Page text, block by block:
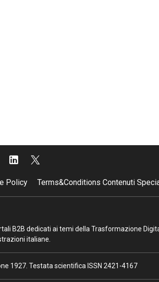
Policy Terms&Conditions Contenuti
B2B dedicati ai temi della Trasformazione
italiane.
1927. Testata scientifica ISSN 2421-4167